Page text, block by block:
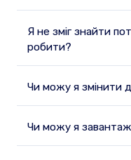
Я не зміг знайти
робити?
Чи можу я змінити
Чи можу я